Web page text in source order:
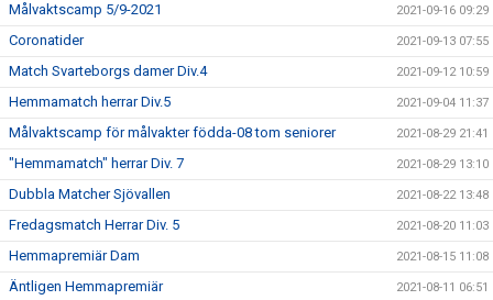
Målvaktscamp 5/9-2021 2021-09-16 09:29
Coronatider 2021-09-13 07:55
Match Svarteborgs damer Div.4 2021-09-12 10:59
Hemmamatch herrar Div.5 2021-09-04 11:37
Målvaktscamp för målvakter födda-08 tom seniorer 2021-08-29 21:41
"Hemmamatch" herrar Div. 7 2021-08-29 13:10
Dubbla Matcher Sjövallen 2021-08-22 13:48
Fredagsmatch Herrar Div. 5 2021-08-20 11:03
Hemmapremiär Dam 2021-08-15 11:08
Äntligen Hemmapremiär 2021-08-11 06:51